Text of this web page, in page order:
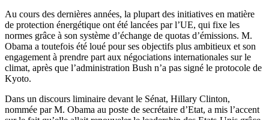
Au cours des dernières années, la plupart des initiatives en matière
de protection énergétique ont été lancées par l’UE, qui fixe les
normes grâce à son système d’échange de quotas d’émissions. M.
Obama a toutefois été loué pour ses objectifs plus ambitieux et son
engagement à prendre part aux négociations internationales sur le
climat, après que l’administration Bush n’a pas signé le protocole de
Kyoto.
Dans un discours liminaire devant le Sénat, Hillary Clinton,
nommée par M. Obama au poste de secrétaire d’Etat, a mis l’accent